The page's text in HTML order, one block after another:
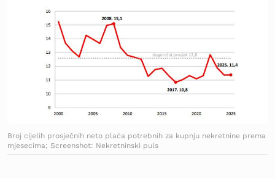
Broj cijelih prosječnih neto plaća potrebnih za kupnju nekretnine prema
mjesecima; Screenshot: Nekretninski puls